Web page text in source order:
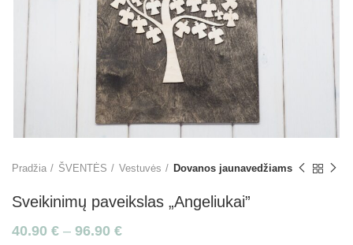
Pradžia ŠVENTĖS Vestuvės Dovanos jaunavedžiams
Sveikinimų paveikslas „Angeliukai”
40.90 € – 96.90 €